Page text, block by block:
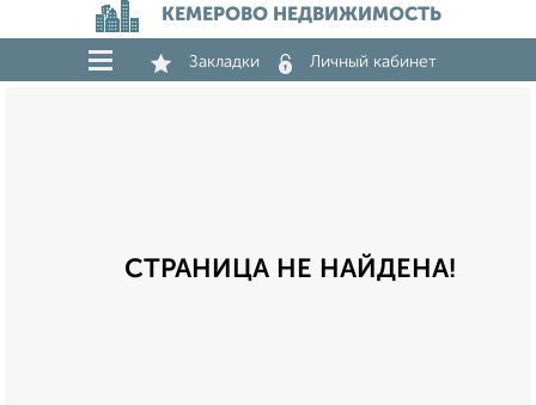
КЕМЕРОВО НЕДВИЖИМОСТЬ
Закладки Личный кабинет
СТРАНИЦА НЕ НАЙДЕНА!